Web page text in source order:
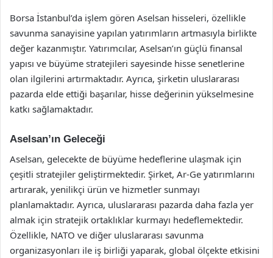
Borsa İstanbul’da işlem gören Aselsan hisseleri, özellikle
savunma sanayisine yapılan yatırımların artmasıyla birlikte
değer kazanmıştır. Yatırımcılar, Aselsan’ın güçlü finansal
yapısı ve büyüme stratejileri sayesinde hisse senetlerine
olan ilgilerini artırmaktadır. Ayrıca, şirketin uluslararası
pazarda elde ettiği başarılar, hisse değerinin yükselmesine
katkı sağlamaktadır.
Aselsan’ın Geleceği
Aselsan, gelecekte de büyüme hedeflerine ulaşmak için
çeşitli stratejiler geliştirmektedir. Şirket, Ar-Ge yatırımlarını
artırarak, yenilikçi ürün ve hizmetler sunmayı
planlamaktadır. Ayrıca, uluslararası pazarda daha fazla yer
almak için stratejik ortaklıklar kurmayı hedeflemektedir.
Özellikle, NATO ve diğer uluslararası savunma
organizasyonları ile iş birliği yaparak, global ölçekte etkisini